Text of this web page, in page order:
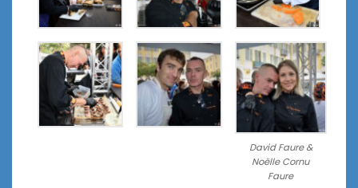
David Faure &
Noëlle Cornu
Faure